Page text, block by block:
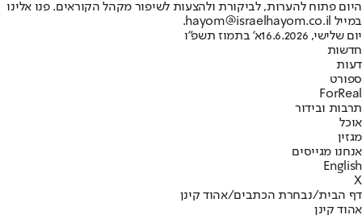
היום פתוח להערות, לביקורת ולהצעות לשיפור מקהל הקוראים. פנו אלינו
במייל hayom@israelhayom.co.il.
יום שלישי, 16.6.2026
א' בתמוז תשפ"ו
חדשות
דעות
ספורט
ForReal
תרבות ובידור
אוכל
מגזין
אנחנו מגייסים
English
X
דף הבית/נבחרת הכתבים/אהוד קינן
אהוד קינן